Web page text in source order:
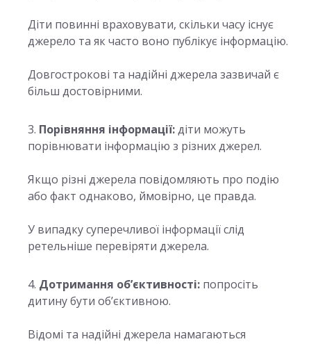
Діти повинні враховувати, скільки часу існує
джерело та як часто воно публікує інформацію.
Довгострокові та надійні джерела зазвичай є
більш достовірними.
Порівняння інформації:діти можуть
порівнювати інформацію з різних джерел.
Якщо різні джерела повідомляють про подію
або факт однаково, ймовірно, це правда.
У випадку суперечливої інформації слід
ретельніше перевіряти джерела.
Дотримання об’єктивності: попросіть
дитину бути об’єктивною.
Відомі та надійні джерела намагаються